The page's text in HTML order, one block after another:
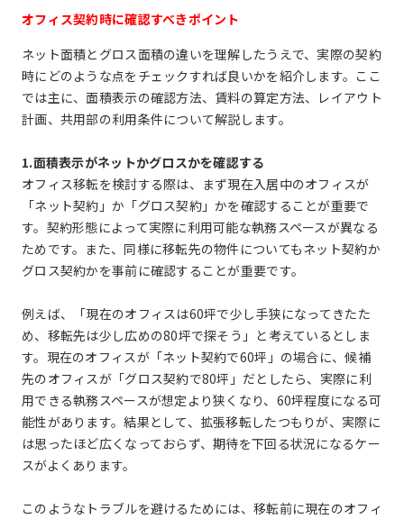
オフィス契約時に確認すべきポイント
ネット面積とグロス面積の違いを理解したうえで、実際の契約
時にどのような点をチェックすれば良いかを紹介します。ここ
では主に、面積表示の確認方法、賃料の算定方法、レイアウト
計画、共用部の利用条件について解説します。
1.面積表示がネットかグロスかを確認する
オフィス移転を検討する際は、まず現在入居中のオフィスが
「ネット契約」か「グロス契約」かを確認することが重要で
す。契約形態によって実際に利用可能な執務スペースが異なる
ためです。また、同様に移転先の物件についてもネット契約か
グロス契約かを事前に確認することが重要です。
例えば、「現在のオフィスは60坪で少し手狭になってきたた
め、移転先は少し広めの80坪で探そう」と考えているとしま
す。現在のオフィスが「ネット契約で60坪」の場合に、候補
先のオフィスが「グロス契約で80坪」だとしたら、実際に利
用できる執務スペースが想定より狭くなり、60坪程度になる可
能性があります。結果として、拡張移転したつもりが、実際に
は思ったほど広くなっておらず、期待を下回る状況になるケー
スがよくあります。
このようなトラブルを避けるためには、移転前に現在のオフィ